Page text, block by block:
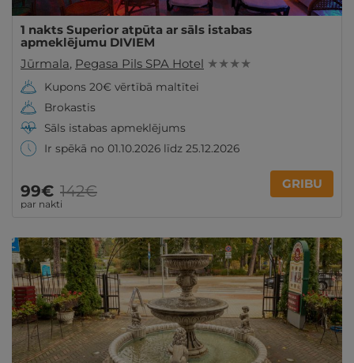
1 nakts Superior atpūta ar sāls istabas
apmeklējumu DIVIEM
Jūrmala, Pegasa Pils SPA Hotel ★ ★ ★ ★
Kupons 20€ vērtībā maltītei
Brokastis
Sāls istabas apmeklējums
Ir spēkā no 01.10.2026 līdz 25.12.2026
99€
par nakti
142€ GRIBU